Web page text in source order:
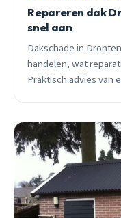
Repareren dak
snel aan
Dakschade in
handelen, wat
Praktisch advies van